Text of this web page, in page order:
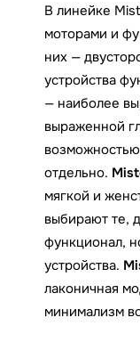
В линейке
моторами и
них —
устройства
— наиболее
выраженной
отдельно.
мягкой и
выбирают те,
функционал,
устройства.
лаконичная
минимализм